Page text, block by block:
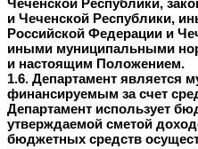
и Чеченской Республики,
Российской Федерации и
иными муниципальными
и настоящим Положением.
1.6. Департамент является
финансируемым за счет
Департамент использует
утверждаемой сметой
бюджетных средств